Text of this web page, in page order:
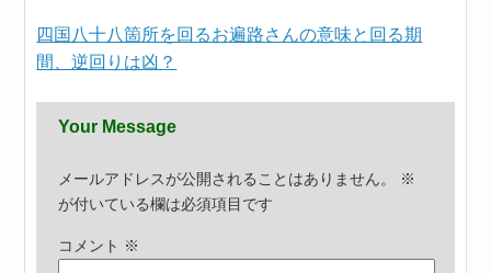
四国八十八箇所を回るお遍路さんの意味と回る期
間、逆回りは凶？
Your Message
メールアドレスが公開されることはありません。
※
が付いている欄は必須項目です
コメント ※